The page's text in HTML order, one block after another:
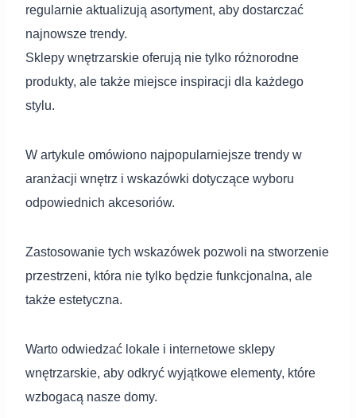
regularnie aktualizują asortyment, aby dostarczać
najnowsze trendy.
Sklepy wnętrzarskie oferują nie tylko różnorodne
produkty, ale także miejsce inspiracji dla każdego
stylu.
W artykule omówiono najpopularniejsze trendy w
aranżacji wnętrz i wskazówki dotyczące wyboru
odpowiednich akcesoriów.
Zastosowanie tych wskazówek pozwoli na stworzenie
przestrzeni, która nie tylko będzie funkcjonalna, ale
także estetyczna.
Warto odwiedzać lokale i internetowe sklepy
wnętrzarskie, aby odkryć wyjątkowe elementy, które
wzbogacą nasze domy.